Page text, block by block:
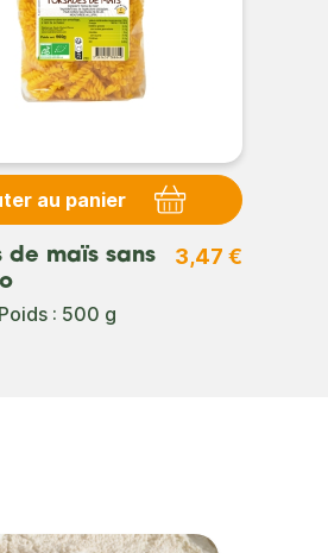
au panier
de maïs sans
3,47 €
Poids : 500 g